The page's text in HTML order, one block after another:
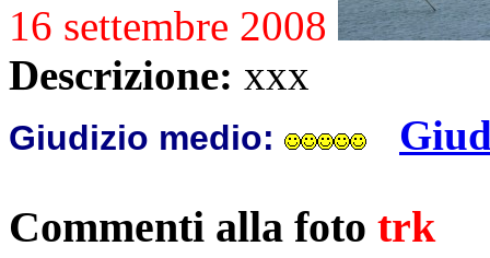
16 settembre 2008
Descrizione: xxx
Giudizio medio:
Commenti alla foto trk